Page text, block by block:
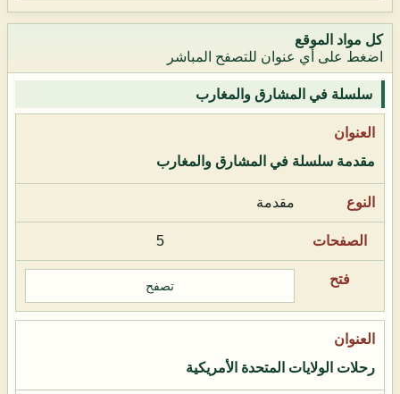
كل مواد الموقع
اضغط على أي عنوان للتصفح المباشر
سلسلة في المشارق والمغارب
مقدمة سلسلة في المشارق والمغارب
مقدمة
5
تصفح
رحلات الولايات المتحدة الأمريكية